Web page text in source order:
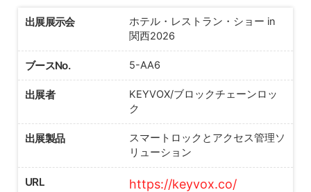
出展展示会
ホテル・レストラン・ショー in
関西2026
ブースNo. 5-AA6
出展者
KEYVOX/ブロックチェーンロッ
ク
出展製品
スマートロックとアクセス管理ソ
リューション
URL https://keyvox.co/